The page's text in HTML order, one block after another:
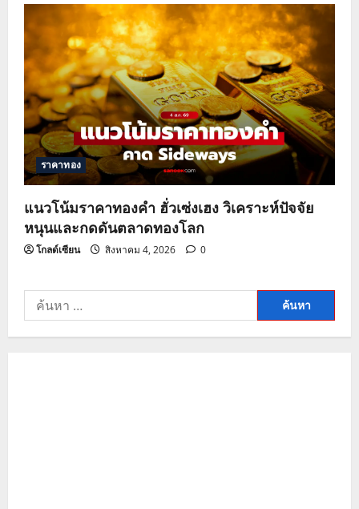
ราคาทอง
แนวโน้มราคาทองคำ ฮั่วเซ่งเฮง วิเคราะห์ปัจจัย
หนุนและกดดันตลาดทองโลก
โกลด์เซียน สิงหาคม 4, 2026 0
ค้นหา
สำหรับ: